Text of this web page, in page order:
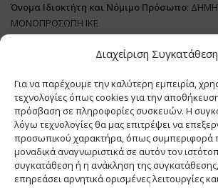
Διαχείριση
Για να παρέχουμε την καλύτερη εμπειρία,
τεχνολογίες όπως cookies για την
πρόσβαση σε πληροφορίες συσκευών. Η
λόγω τεχνολογίες θα μας επιτρέψει να
προσωπικού χαρακτήρα, όπως συμπεριφορά
μοναδικά αναγνωριστικά σε αυτόν τον
συγκατάθεση ή η ανάκληση της
επηρεάσει αρνητικά ορισμένες λειτουργίες
Όνομα Ιδιοκτήτη και Νόμιμο Πρόσωπο:
ΜΟΝΟΠΡΟΣΩΠΗ ΙΚΕ
Διευθυντής Σύνταξης:ΑΘΑΝΑΣΙΟΣ ΑΝΤΩΝΙΟΥ
ΔικαιούχοςDomain:ΔΗΜΗΤΡΙΑΔΗΣ Θ ΚΑΙ ΣΙΑ
Διευθυντής: ΕΥΘΥΜΙΑΤΟΥ ΜΑΡΙΑ
Διαχειριστής:
ΕΥΘΥΜΙΑΤΟΥ ΜΑΡΙΑ
Δήλωση Συμμόρφωσης